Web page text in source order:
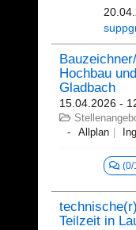
Hochbau
Gladbach
15.04.2026 -
Allplan
(0/
Teilzeit in